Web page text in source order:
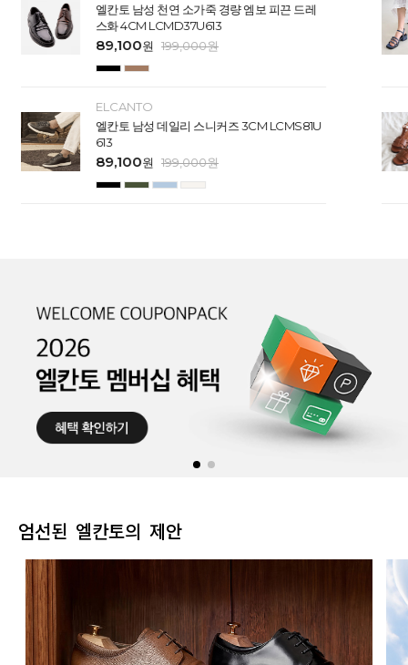
엘칸토 남성 천연 소가죽 경량 엠보 피끈 드레
스화 4CM LCMD37U613
89,100원 199,000원
ELCANTO
엘칸토 남성 데일리 스니커즈 3CM LCMS81U
613
89,100원 199,000원
엄선된 엘칸토의 제안